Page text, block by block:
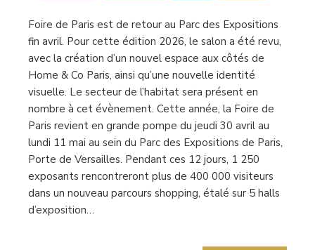
Foire de Paris est de retour au Parc des Expositions
fin avril. Pour cette édition 2026, le salon a été revu,
avec la création d’un nouvel espace aux côtés de
Home & Co Paris, ainsi qu’une nouvelle identité
visuelle. Le secteur de l’habitat sera présent en
nombre à cet évènement. Cette année, la Foire de
Paris revient en grande pompe du jeudi 30 avril au
lundi 11 mai au sein du Parc des Expositions de Paris,
Porte de Versailles. Pendant ces 12 jours, 1 250
exposants rencontreront plus de 400 000 visiteurs
dans un nouveau parcours shopping, étalé sur 5 halls
d’exposition…